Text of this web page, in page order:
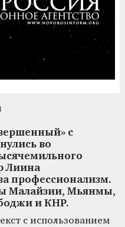
с
во
Лиина
профессионализм.
Малайзии, Мьянмы,
и КНР.
с использованием